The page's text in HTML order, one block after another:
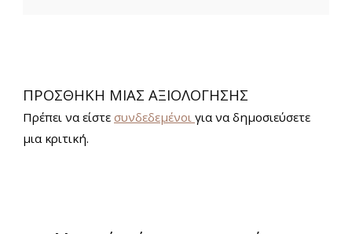
ΠΡΟΣΘΉΚΗ ΜΊΑΣ ΑΞΙΟΛΌΓΗΣΗΣ
Πρέπει να είστε συνδεδεμένοι για να δημοσιεύσετε
μια κριτική.